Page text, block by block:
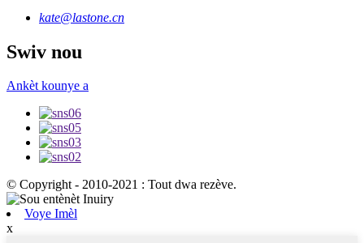
kate@lastone.cn
Swiv nou
Ankèt kounye a
© Copyright - 2010-2021 : Tout dwa rezève.
Voye Imèl
x